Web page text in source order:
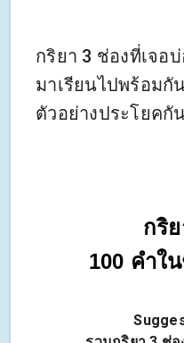
กริยา 3 ช่องที่เจอ
มาเรียนไปพร้อมกั
ตัวอย่างประโยคกั
กริ
100 คำใ